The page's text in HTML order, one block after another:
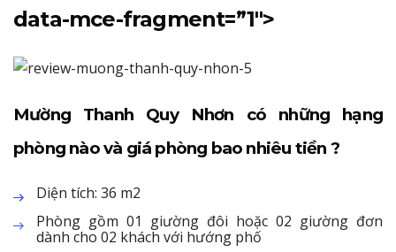
data-mce-fragment=”1″>
Mường Thanh Quy Nhơn có những hạng
phòng nào và giá phòng bao nhiêu tiền ?
Diện tích: 36 m2
Phòng gồm 01 giường đôi hoặc 02 giường đơn
dành cho 02 khách với hướng phố